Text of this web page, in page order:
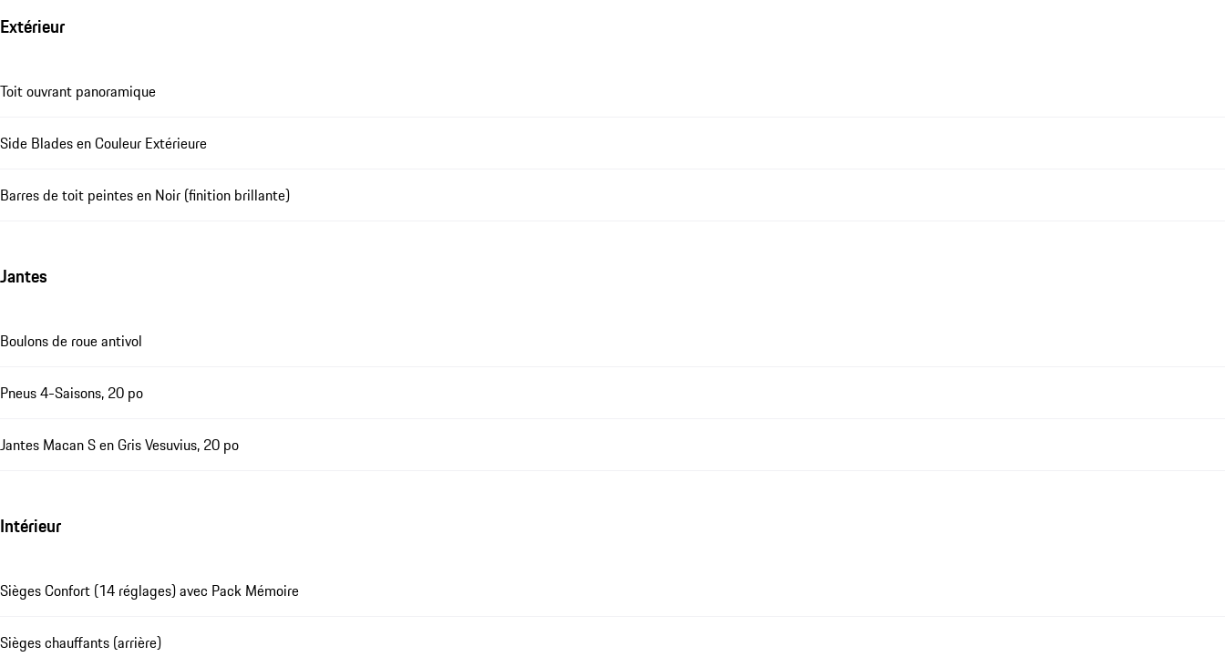
Extérieur
Toit ouvrant panoramique
Side Blades en Couleur Extérieure
Barres de toit peintes en Noir (finition brillante)
Jantes
Boulons de roue antivol
Pneus 4-Saisons, 20 po
Jantes Macan S en Gris Vesuvius, 20 po
Intérieur
Sièges Confort (14 réglages) avec Pack Mémoire
Sièges chauffants (arrière)